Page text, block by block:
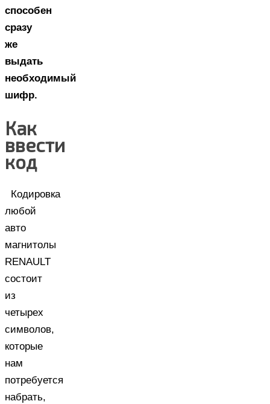
способен
сразу
же
выдать
необходимый
шифр.
Как
ввести
код
Кодировка
любой
авто
магнитолы
RENAULT
состоит
из
четырех
символов,
которые
нам
потребуется
набрать,